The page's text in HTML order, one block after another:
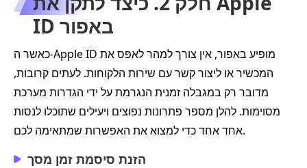
ID באפור
כאשר ה-Apple ID מופיע באפור, אין צורך למהר לאפס את
המכשיר או ליצור קשר עם שירות הלקוחות. לעתים קרובות,
מדובר רק במגבלה זמנית הנגרמת על ידי הגדרות מערכת
מסוימות. להלן מספר פתרונות נפוצים ויעילים שתוכלו לנסות
אחד אחד כדי למצוא את האפשרות שמתאימה לכם.
הזנת סיסמת זמן מסך